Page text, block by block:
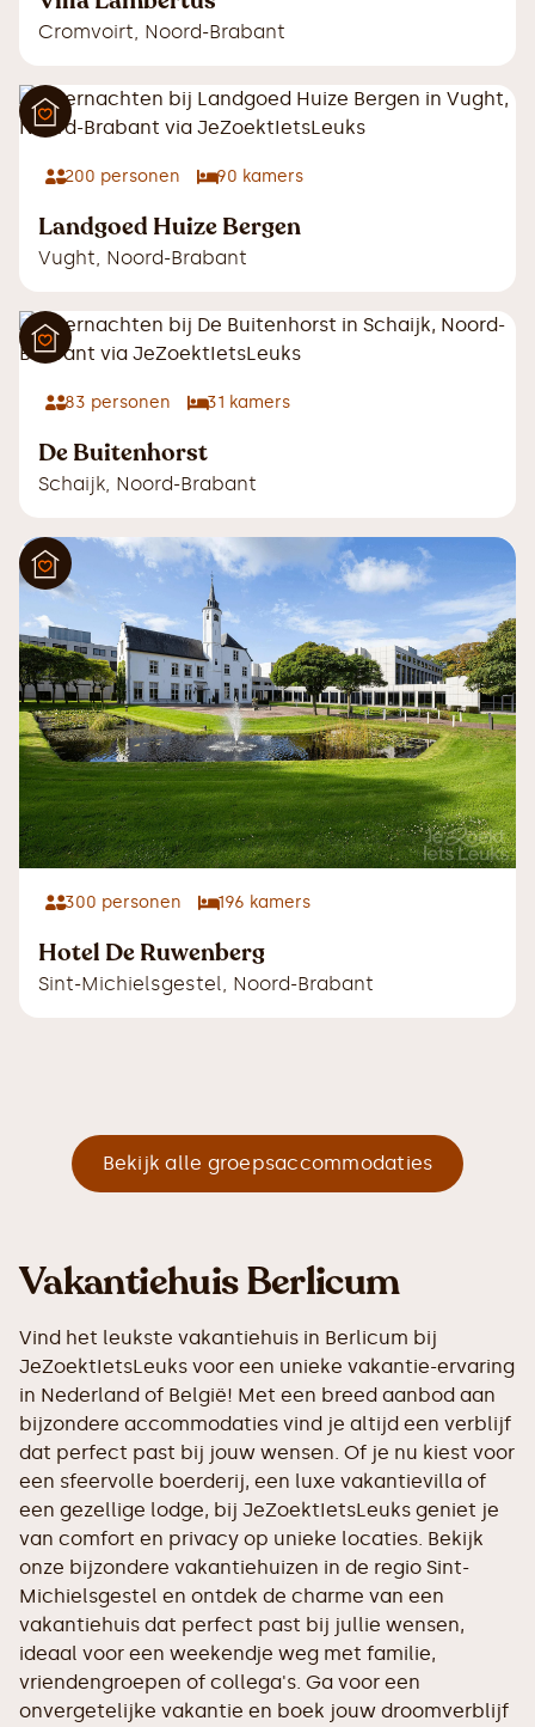
Cromvoirt, Noord-Brabant
200 personen 90 kamers
Landgoed Huize Bergen
Vught, Noord-Brabant
83 personen 31 kamers
De Buitenhorst
Schaijk, Noord-Brabant
300 personen 196 kamers
Hotel De Ruwenberg
Sint-Michielsgestel, Noord-Brabant
Bekijk alle groepsaccommodaties
Vakantiehuis Berlicum
Vind het leukste vakantiehuis in Berlicum bij
JeZoektIetsLeuks voor een unieke vakantie-ervaring
in Nederland of België! Met een breed aanbod aan
bijzondere accommodaties vind je altijd een verblijf
dat perfect past bij jouw wensen. Of je nu kiest voor
een sfeervolle boerderij, een luxe vakantievilla of
een gezellige lodge, bij JeZoektIetsLeuks geniet je
van comfort en privacy op unieke locaties. Bekijk
onze bijzondere vakantiehuizen in de regio Sint-
Michielsgestel en ontdek de charme van een
vakantiehuis dat perfect past bij jullie wensen,
ideaal voor een weekendje weg met familie,
vriendengroepen of collega's. Ga voor een
onvergetelijke vakantie en boek jouw droomverblijf